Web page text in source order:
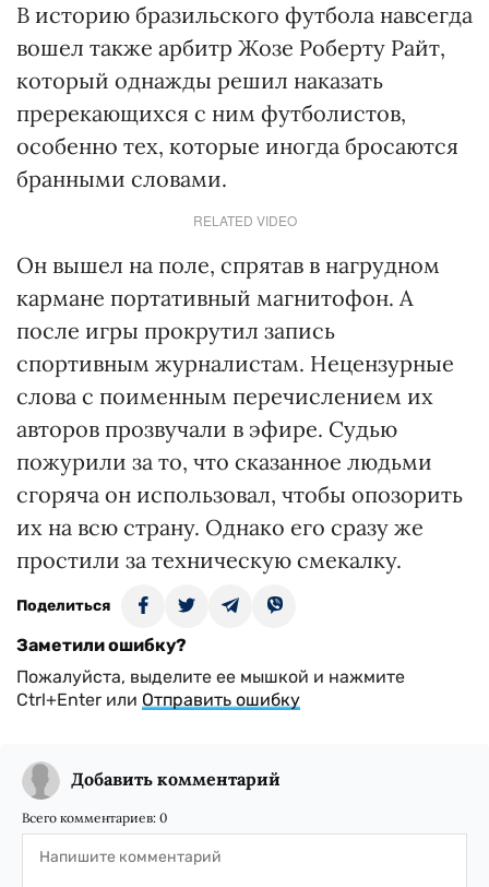
В историю бразильского футбола навсегда
вошел также арбитр Жозе Роберту Райт,
который однажды решил наказать
пререкающихся с ним футболистов,
особенно тех, которые иногда бросаются
бранными словами.
RELATED VIDEO
Он вышел на поле, спрятав в нагрудном
кармане портативный магнитофон. А
после игры прокрутил запись
спортивным журналистам. Нецензурные
слова с поименным перечислением их
авторов прозвучали в эфире. Судью
пожурили за то, что сказанное людьми
сгоряча он использовал, чтобы опозорить
их на всю страну. Однако его сразу же
простили за техническую смекалку.
Поделиться
Заметили ошибку?
Пожалуйста, выделите ее мышкой и нажмите
Ctrl+Enter или Отправить ошибку
Добавить комментарий
Всего комментариев: 0